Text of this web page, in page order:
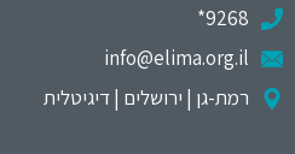
9268*
info@elima.org.il
רמת-גן | ירושלים | דיגיטלית